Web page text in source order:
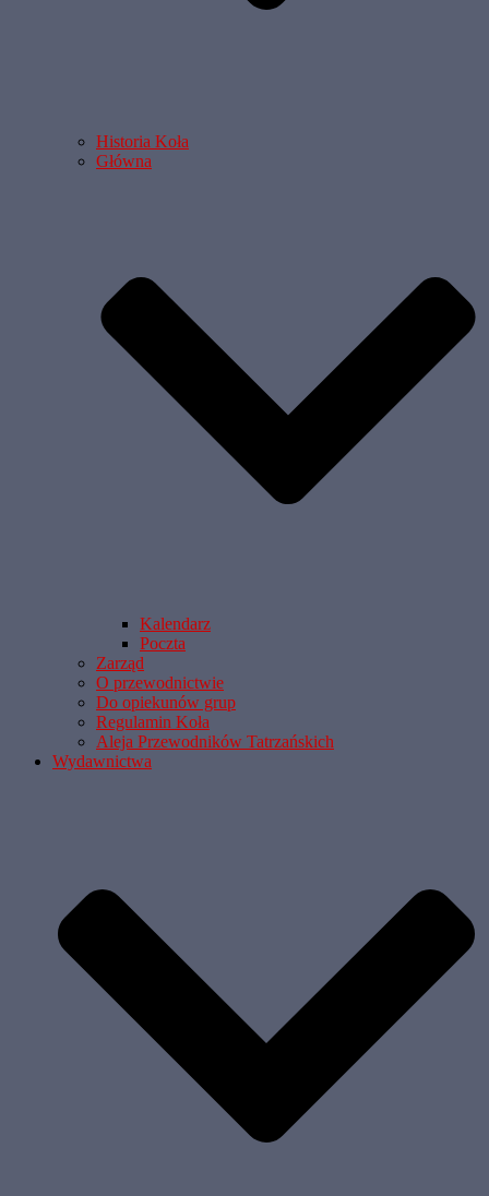
Historia Koła
Główna
Kalendarz
Poczta
Zarząd
O przewodnictwie
Do opiekunów grup
Regulamin Koła
Aleja Przewodników Tatrzańskich
Wydawnictwa